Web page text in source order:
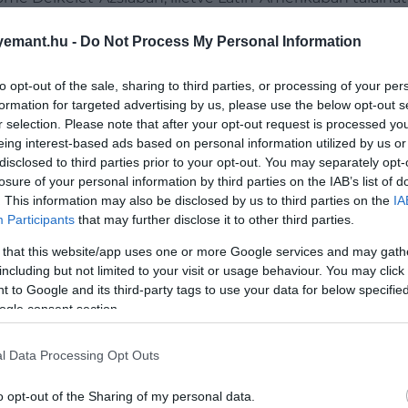
- Do Not Process My Personal Information
opt-out of the sale, sharing to third parties, or processing of your
for targeted advertising by us, please use the below opt-out
selection. Please note that after your opt-out request is processed
interest-based ads based on personal information utilized by us
to third parties prior to your opt-out. You may separately
of your personal information by third parties on the IAB’s list of
This information may also be disclosed by us to third parties on the
Participants that may further disclose it to other third parties.
that this website/app uses one or more Google services and may
but not limited to your visit or usage behaviour. You may
to Google and its third-party tags to use your data for below
consent section.
Data Processing Opt Outs
opt-out of the Sharing of my personal data.
áron érhetők el, mint a fejlettebb nyugati piacokon.
alacsony megélhetési költségekkel csábítja a